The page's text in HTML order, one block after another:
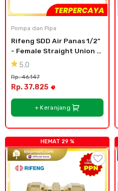
Pompa dan Pipa
Rifeng SDD Air Panas 1/2"
- Female Straight Union
S1216x1/2''F
5.0
Rp. 46.147
Rp. 37.825
+ Keranjang
HEMAT 29 %